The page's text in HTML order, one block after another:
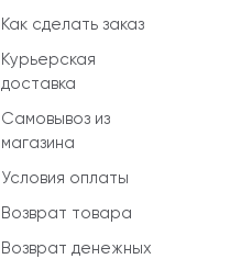
Как сделать заказ
Курьерская
доставка
Самовывоз из
магазина
Условия оплаты
Возврат товара
Возврат денежных